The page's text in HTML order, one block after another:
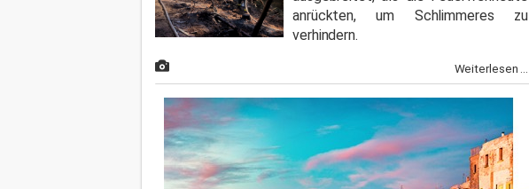
anrückten, um Schlimmeres zu
verhindern.
Weiterlesen ...